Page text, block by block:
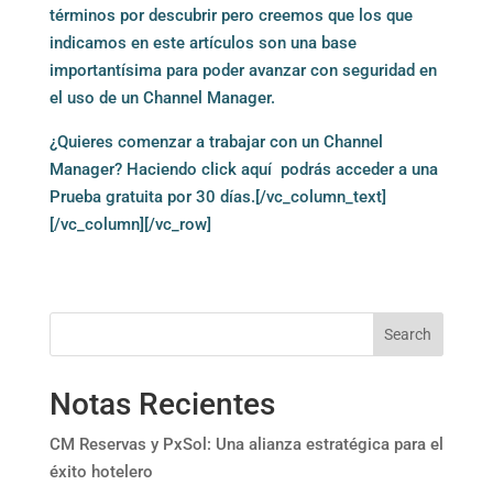
términos por descubrir pero creemos que los que
indicamos en este artículos son una base
importantísima para poder avanzar con seguridad en
el uso de un Channel Manager.
¿Quieres comenzar a trabajar con un Channel
Manager? Haciendo click aquípodrás acceder a una
Prueba gratuita por 30 días.[/vc_column_text]
[/vc_column][/vc_row]
Search
Notas Recientes
CM Reservas y PxSol: Una alianza estratégica para el
éxito hotelero